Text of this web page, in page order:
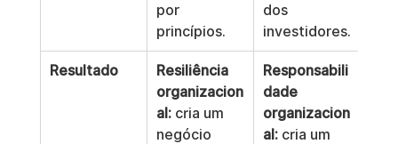
por
princípios.
dos
investidores.
Resultado
Resiliência
organizacion
al: cria um
negócio
Responsabili
dade
organizacion
al: cria um